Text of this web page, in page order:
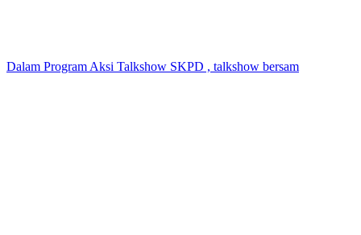
Dalam Program Aksi Talkshow SKPD , talkshow bersam